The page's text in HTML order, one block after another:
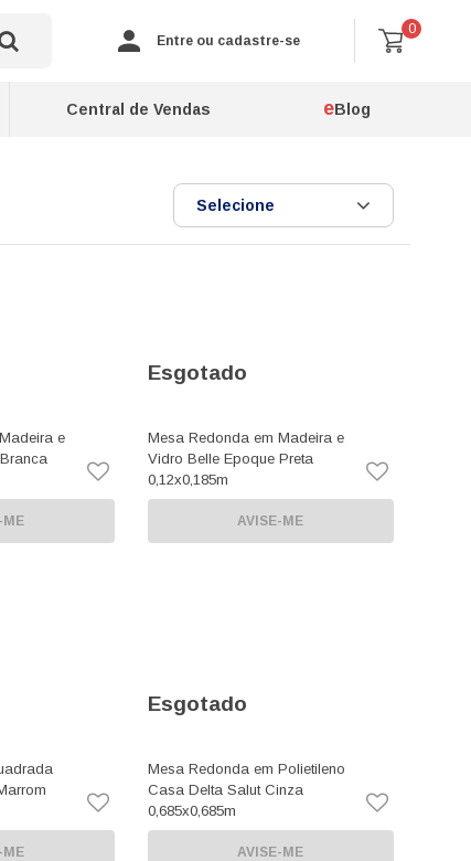
0
Entre ou cadastre-se
Central de Vendas eBlog
Selecione
e
ME
Esgotado
Mesa Redonda em Madeira e
Vidro Belle Epoque Preta
0,12x0,185m
AVISE-ME
ME
Esgotado
Mesa Redonda em Polietileno
Casa Delta Salut Cinza
0,685x0,685m
AVISE-ME